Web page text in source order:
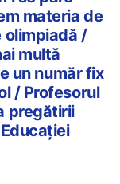
materia de
olimpiadă /
multă
un număr fix
/ Profesorul
pregătirii